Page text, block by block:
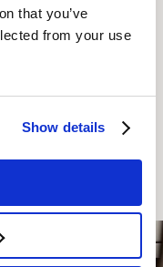
that you’ve
from your use
Show details
OBMOČJU